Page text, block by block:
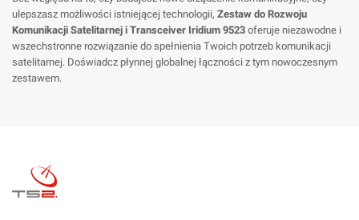
ulepszasz możliwości istniejącej technologii, Zestaw do Rozwoju
Komunikacji Satelitarnej i Transceiver Iridium 9523 oferuje niezawodne i
wszechstronne rozwiązanie do spełnienia Twoich potrzeb komunikacji
satelitarnej. Doświadcz płynnej globalnej łączności z tym nowoczesnym
zestawem.